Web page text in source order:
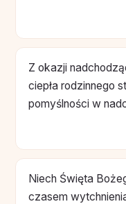
Z okazji
ciepła rodzinnego
pomyślności w
Niech Święta
czasem